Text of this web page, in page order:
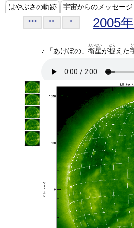
はやぶさの軌跡 宇宙からのメッセージ
<<< << < 2005
♪ 「あけぼの」 衛星
えいせい
が捉
とら
えた
う